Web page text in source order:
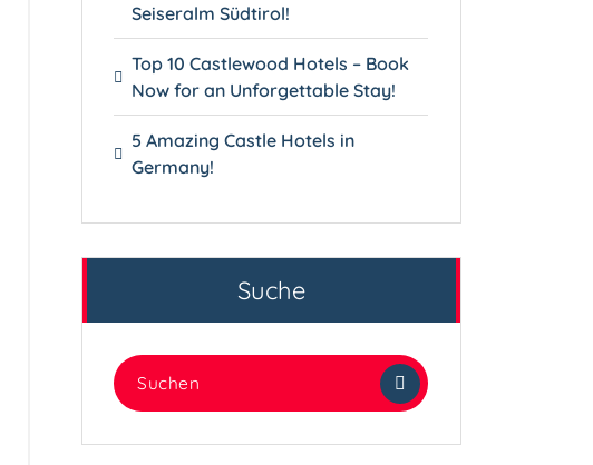
Seiseralm Südtirol!
Top 10 Castlewood Hotels – Book
Now for an Unforgettable Stay!
5 Amazing Castle Hotels in
Germany!
Suche
Suchen
nach: